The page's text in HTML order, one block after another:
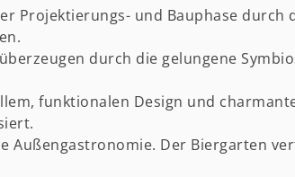
Projektierungs- und Bauphase durch
durch die gelungene
funktionalen Design und
Außengastronomie. Der Biergarten